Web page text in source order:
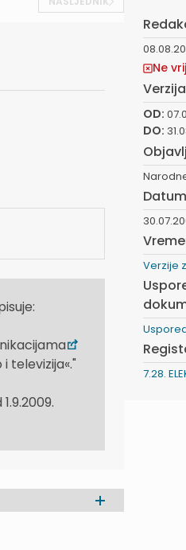
televizija«."
Ne
OD:
DO:
Verzije
7.28.